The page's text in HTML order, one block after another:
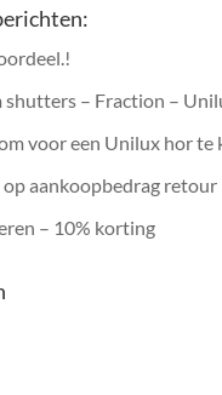
– Fraction –
voor een Unilux hor te
op aankoopbedrag retour
– 10% korting